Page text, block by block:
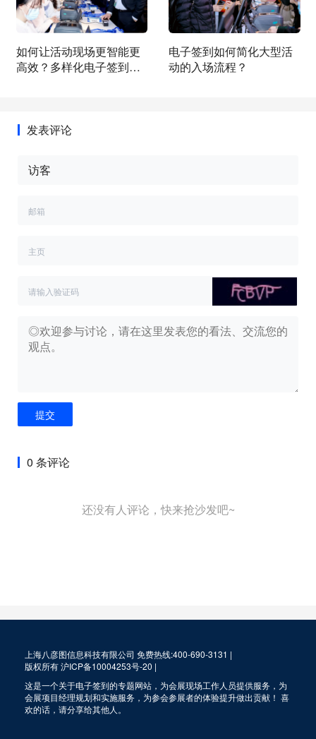
如何让活动现场更智能更
高效？多样化电子签到方
电子签到如何简化大型活
动的入场流程？
发表评论
提交
0 条评论
还没有人评论，快来抢沙发吧~
上海八彦图信息科技有限公司 免费热线:400-690-3131 |
版权所有沪ICP备10004253号-20 |
这是一个关于电子签到的专题网站，为会展现场工作人员提供服务，为
会展项目经理规划和实施服务，为参会参展者的体验提升做出贡献！ 喜
欢的话，请分享给其他人。